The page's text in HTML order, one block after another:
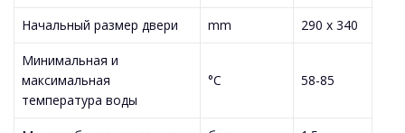
Начальный размер двери mm 290 x 340
Минимальная и
максимальная
температура воды
°C 58-85